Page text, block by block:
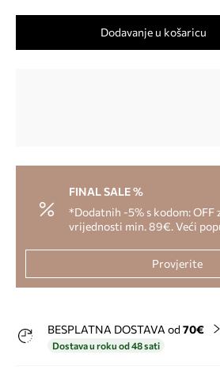
Dodavanje u košaricu
FINAL SALE %
*Dodatnih -5% s kodom: OFF
vrijednosti min. 89€. Veći
Provjerite
BESPLATNA DOSTAVA od 70€
Dostava u roku od 48 sati